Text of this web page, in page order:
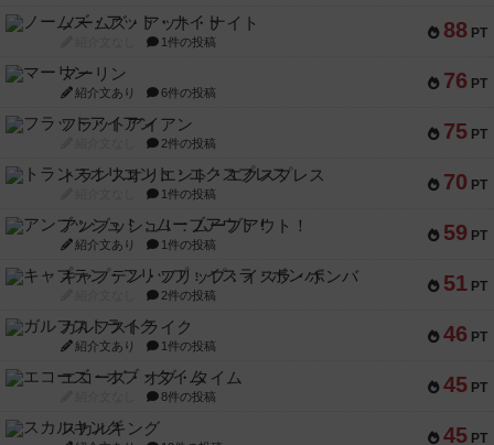
88 PT
ノームズ・アット・ナイト
1件の投稿
76 PT
マーリン
紹介文あり 6件の投稿
75 PT
フラットアイアン
2件の投稿
70 PT
トランスオリエント・エクスプレス
1件の投稿
59 PT
アンブッシュ！：ムーブアウト！
紹介文あり 1件の投稿
51 PT
キャプテン・フリップ：イスラ・ボンバ
2件の投稿
46 PT
ガルフストライク
紹介文あり 1件の投稿
45 PT
エコーズ・オブ・タイム
8件の投稿
45 PT
スカルキング